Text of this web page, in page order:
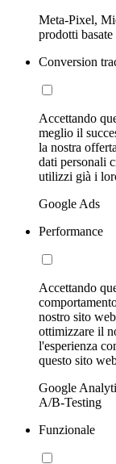
Meta-Pixel,
prodotti
Conversion
Accettando
meglio il
la nostra
dati personali
utilizzi già i
Google Ads
Performance
Accettando
nostro sito
ottimizzare il
l'esperienza
questo sito
Google
A/B-Testing
Funzionale